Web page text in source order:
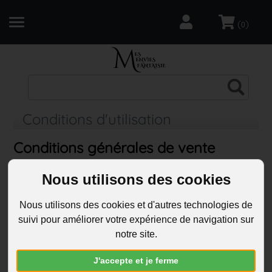
Nous utilisons des cookies
Nous utilisons des cookies et d'autres technologies de
suivi pour améliorer votre expérience de navigation sur
notre site.
J'accepte et je ferme
(0)
Conditions d'utilisation
Conditions générales de vente
Mes envies fantaisie
MES ENVIES FANTAISIE
Société au capital de 2000 euros